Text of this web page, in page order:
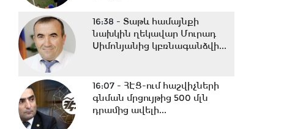
16:38 - Տաթև համայնքի
նախկին ղեկավար Մուրադ
Սիմոնյանից կբռնագանձվի...
16:07 - ՀԷՑ-ում հաշվիչների
գնման մրցույթից 500 մլն
դրամից ավելի...